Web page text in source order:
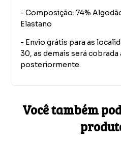
- Composição: 74%
Elastano
- Envio grátis para as
30, as demais será cobrada
posteriormente.
Você também